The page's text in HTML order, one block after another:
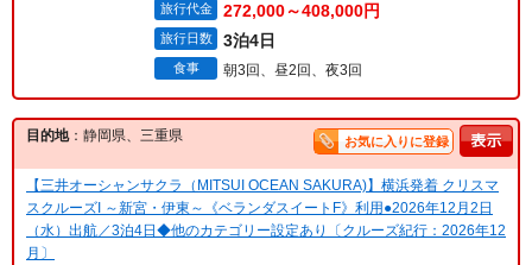
旅行代金 272,000～408,000円
旅行日数 3泊4日
食事 朝3回、昼2回、夜3回
目的地：静岡県、三重県 お気に入りに登録
【三井オーシャンサクラ（MITSUI OCEAN SAKURA)】横浜発着 クリスマ
スクルーズI ～新宮・伊東～《ベランダスイートF》利用●2026年12月2日
（水）出航／3泊4日◆他のカテゴリー設定あり〔クルーズ紀行：2026年12
月〕